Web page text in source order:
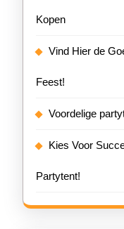
Kopen
Vind Hier de
Feest!
Voordelige
Kies Voor
Partytent!